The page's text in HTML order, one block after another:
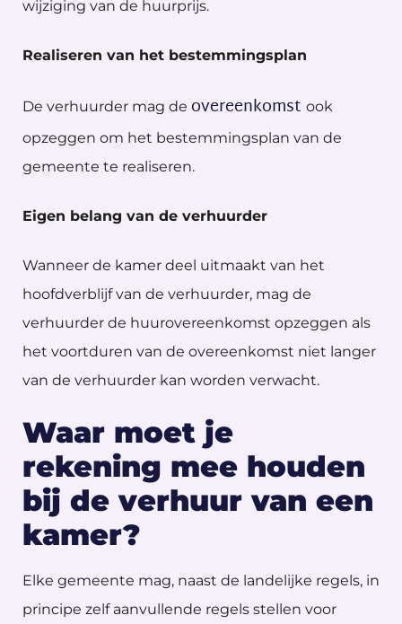
wijziging van de huurprijs.
Realiseren van het bestemmingsplan
De verhuurder mag de overeenkomst ook
opzeggen om het bestemmingsplan van de
gemeente te realiseren.
Eigen belang van de verhuurder
Wanneer de kamer deel uitmaakt van het
hoofdverblijf van de verhuurder, mag de
verhuurder de huurovereenkomst opzeggen als
het voortduren van de overeenkomst niet langer
van de verhuurder kan worden verwacht.
Waar moet je
rekening mee houden
bij de verhuur van een
kamer?
Elke gemeente mag, naast de landelijke regels, in
principe zelf aanvullende regels stellen voor